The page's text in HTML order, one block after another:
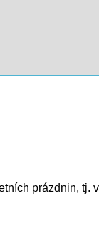
prázdnin,